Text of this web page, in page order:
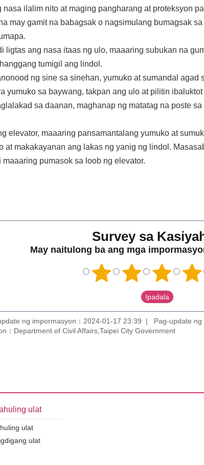
ilalim nito at maging pangharang at proteksyon
may gamit na babagsak o nagsimulang bumagsak
ligtas ang nasa itaas ng ulo, maaaring subukan na
tumigil ang lindol.
ng sine sa sinehan, yumuko at sumandal
yumuko sa baywang, takpan ang ulo at pilitin
sa daanan, maghanap ng matatag na poste
elevator, maaaring pansamantalang yumuko at
at makakayanan ang lakas ng yanig ng lindol.
pumasok sa loob ng elevator.
Survey sa
May naitulong ba ang mga
ng impormasyon：2024-01-17 23:39
Pag-update
：Department of Civil Affairs,Taipei City Government
ulat
ulat
ulat